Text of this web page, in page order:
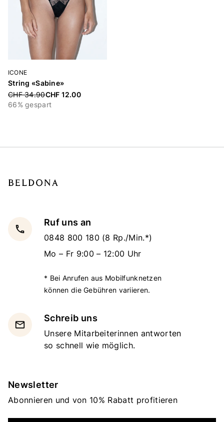
ICONE
String «Sabine»
Price reduced from
CHF 34.90CHF 12.00
66% gespart
local_phone
Ruf uns an
0848 800 180 (8 Rp./Min.*)
Mo – Fr 9:00 – 12:00 Uhr
* Bei Anrufen aus Mobilfunknetzen
können die Gebühren variieren.
email
Schreib uns
Unsere Mitarbeiterinnen antworten
so schnell wie möglich.
Newsletter
Abonnieren und von 10% Rabatt profitieren